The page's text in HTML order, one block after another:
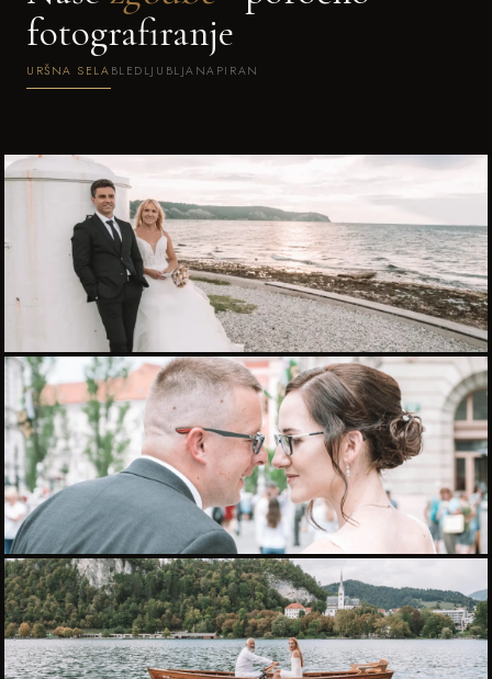
fotografiranje
URŠNA SELA BLED LJUBLJANA PIRAN